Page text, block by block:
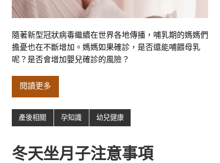
隨著新型冠狀病毒繼續在世界各地傳播，哺乳期的媽媽們
擔憂也在不斷增加。媽媽如果確診，是否還能哺餵母乳
呢？是否會增加嬰兒確診的風險？
閱讀更多
產後相關 孕知識 幼兒健康
冬天坐月子注意事項